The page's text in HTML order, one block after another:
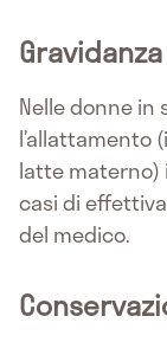
Nelle donne
l’allattamento
latte materno)
casi di
del medico.